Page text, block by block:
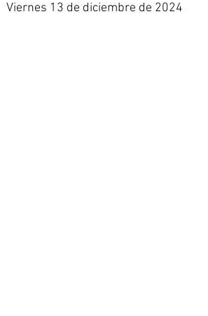
Viernes 13 de diciembre de 2024